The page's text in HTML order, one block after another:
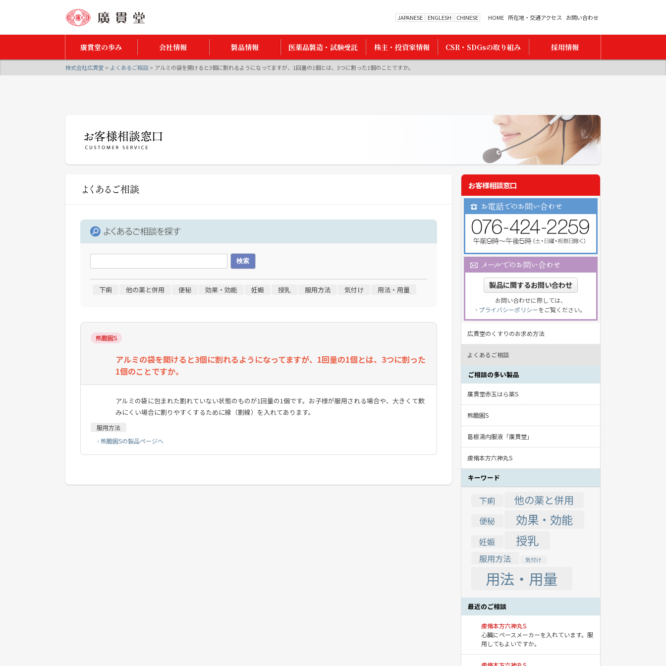
JAPANESE ENGLESH CHINESE HOME 所在地・交通アクセス お問い合わせ
廣貫堂の歩み 会社情報 製品情報 医薬品製造・試験受託 株主・投資家情報 CSR・SDGsの取り組み 採用情報
株式会社広貫堂 > よくあるご相談 > アルミの袋を開けると3個に割れるようになってますが、1回量の1個とは、3つに割った1個のことですか。
下痢 他の薬と併用 便秘 効果・効能 妊娠 授乳 服用方法 気付け 用法・用量
熊膽圓S
アルミの袋を開けると3個に割れるようになってますが、1回量の1個とは、3つに割った
1個のことですか。
アルミの袋に包まれた割れていない状態のものが1回量の1個です。お子様が服用される場合や、大きくて飲
みにくい場合に割りやすくするために線（割線）を入れてあります。
服用方法
熊膽圓Sの製品ページへ
お客様相談窓口
製品に関するお問い合わせ
お問い合わせに際しては、
プライバシーポリシーをご覧ください。
広貫堂のくすりのお求め方法
よくあるご相談
ご相談の多い製品
廣貫堂赤玉はら薬S
熊膽圓S
葛根湯内服液「廣貫堂」
虔脩本方六神丸S
キーワード
下痢 他の薬と併用
便秘 効果・効能
妊娠 授乳
服用方法 気付け
用法・用量
最近のご相談
虔脩本方六神丸S
心臓にペースメーカーを入れています。服
用してもよいですか。